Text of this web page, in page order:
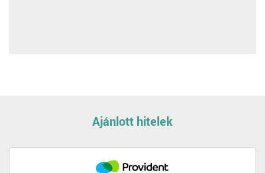
Ajánlott hitelek